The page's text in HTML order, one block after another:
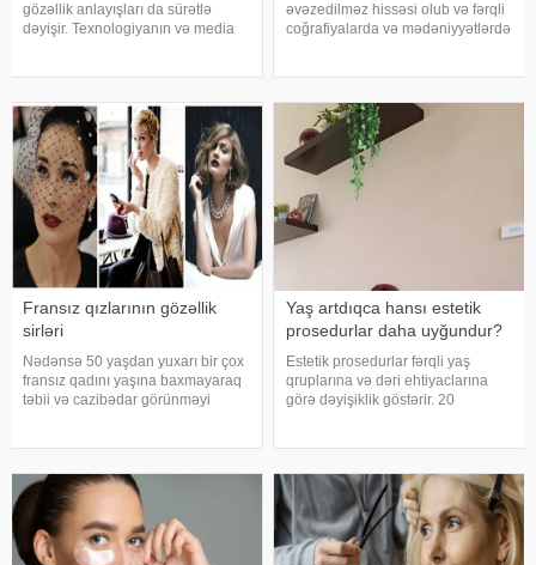
gözəllik anlayışları da sürətlə
dəyişir. Texnologiyanın və media
Lakin, son zamanla
əvəzedilməz hissəsi olub və fərqli
coğrafiyalarda və mədəniyyətlərdə
bunlar o qədər fərqlidir ki, bi
Fransız qızlarının gözəllik
sirləri
Nədənsə 50 yaşdan yuxarı bir çox
fransız qadını yaşına baxmayaraq
təbii və cazibədar görünməyi
Bunun arxasında isə illərlə
formalaşmı
Yaş artdıqca hansı estetik
prosedurlar daha uyğundur?
Estetik prosedurlar fərqli yaş
qruplarına və dəri ehtiyaclarına
görə dəyişiklik göstərir. 20
olmamalıdır. Yaş artdıqca dərinin
elastikliy